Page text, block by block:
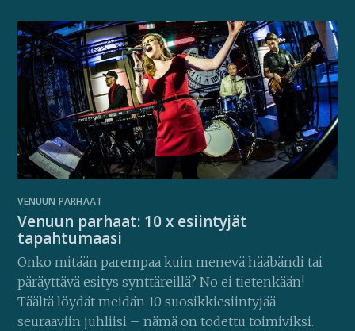
VENUUN PARHAAT
Venuun parhaat: 10 x esiintyjät
tapahtumaasi
Onko mitään parempaa kuin menevä hääbändi tai
päräyttävä esitys synttäreillä? No ei tietenkään!
Täältä löydät meidän 10 suosikkiesiintyjää
seuraaviin juhliisi – nämä on todettu toimiviksi.